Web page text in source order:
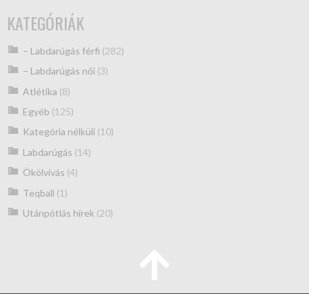
KATEGÓRIÁK
– Labdarúgás férfi (282)
– Labdarúgás női(3)
Atlétika (8)
Egyéb (125)
Kategória nélküli(10)
Labdarúgás (14)
Ökölvívás (4)
Teqball (1)
Utánpótlás hírek (20)